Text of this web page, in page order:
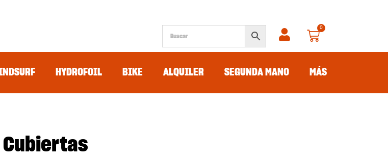
0
HYDROFOIL BIKE ALQUILER SEGUNDA MANO MÁS
Cubiertas